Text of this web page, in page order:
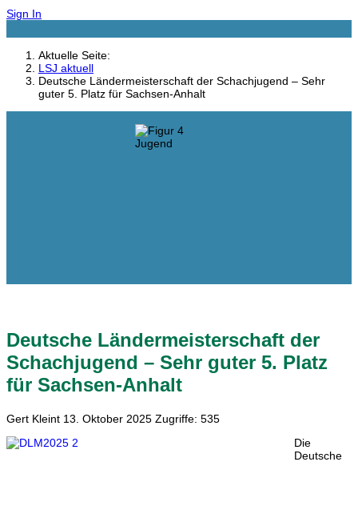
Sign In
Aktuelle Seite:
LSJ aktuell
Deutsche Ländermeisterschaft der Schachjugend – Sehr
guter 5. Platz für Sachsen-Anhalt
Deutsche Ländermeisterschaft der
Schachjugend – Sehr guter 5. Platz
für Sachsen-Anhalt
Gert Kleint 13. Oktober 2025 Zugriffe: 535
Die
Deutsche